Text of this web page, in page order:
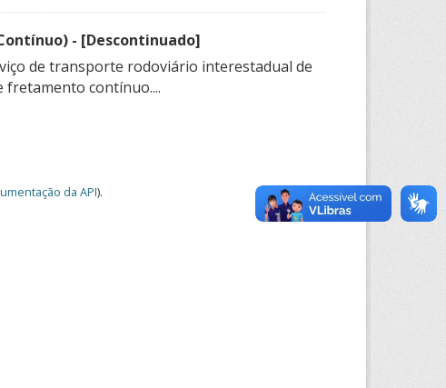
- [Descontinuado]
de transporte rodoviário interestadual de
fretamento contínuo....
da API).